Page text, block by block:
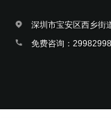
深圳市宝安区西乡街
免费咨询：29982998